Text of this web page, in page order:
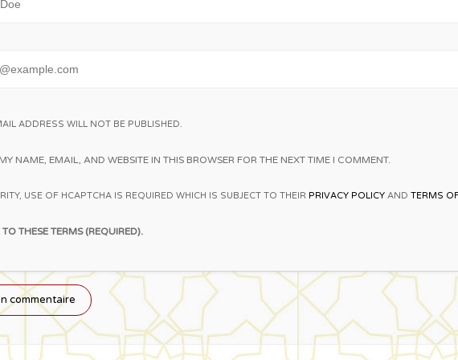
ADDRESS WILL NOT BE PUBLISHED.
NAME, EMAIL, AND WEBSITE IN THIS BROWSER FOR THE NEXT TIME I COMMENT.
USE OF HCAPTCHA IS REQUIRED WHICH IS SUBJECT TO THEIR PRIVACY POLICY AND TERMS
TO THESE TERMS (REQUIRED).
Sitemap